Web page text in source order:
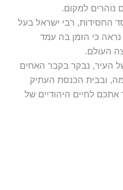
נוהרים למקום.
החסידות, רבי ישראל בעל
כי הזמן בה עמד
העולם.
העיר, נבקר בקבר האחים
ובבית הכנסת העתיק
לחיים היהודיים של